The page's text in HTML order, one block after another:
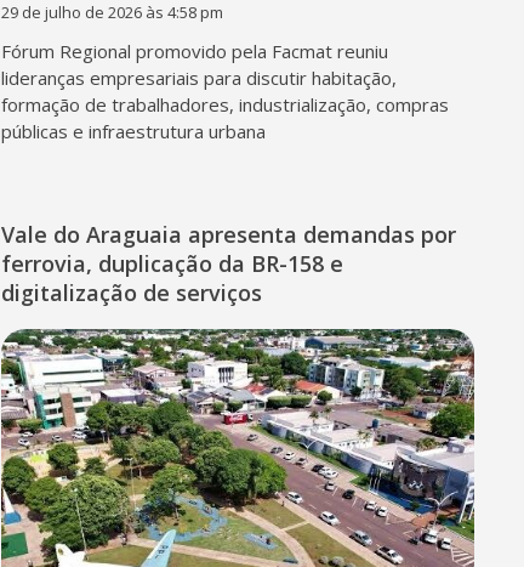
29 de julho de 2026 às 4:58 pm
Fórum Regional promovido pela Facmat reuniu
lideranças empresariais para discutir habitação,
formação de trabalhadores, industrialização, compras
públicas e infraestrutura urbana
Vale do Araguaia apresenta demandas por
ferrovia, duplicação da BR-158 e
digitalização de serviços